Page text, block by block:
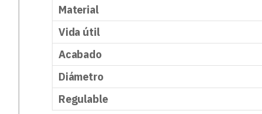
Material
Vida útil
Acabado
Diámetro
Regulable